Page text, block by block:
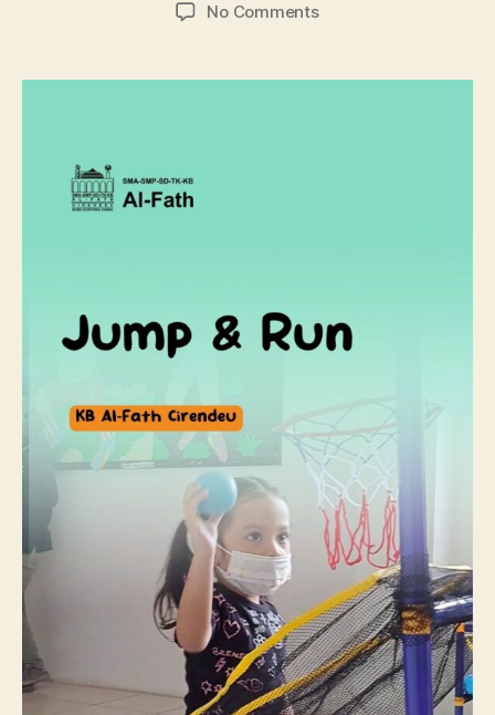
No Comments